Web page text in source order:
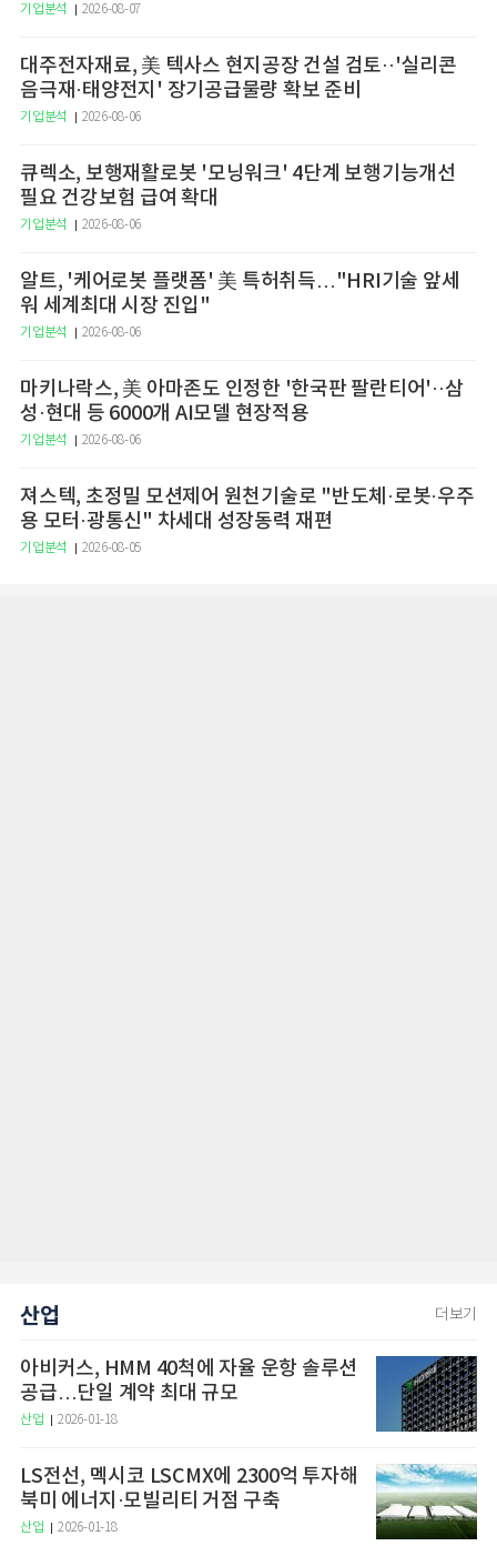
기업분석 2026-08-07
대주전자재료, 美 텍사스 현지공장 건설 검토··'실리콘
음극재·태양전지' 장기공급물량 확보 준비
기업분석 2026-08-06
큐렉소, 보행재활로봇 '모닝워크' 4단계 보행기능개선
필요 건강보험 급여 확대
기업분석 2026-08-06
알트, '케어로봇 플랫폼' 美 특허취득…"HRI기술 앞세
워 세계최대 시장 진입"
기업분석 2026-08-06
마키나락스, 美 아마존도 인정한 '한국판 팔란티어'··삼
성·현대 등 6000개 AI모델 현장적용
기업분석 2026-08-06
져스텍, 초정밀 모션제어 원천기술로 "반도체·로봇·우주
용 모터·광통신" 차세대 성장동력 재편
기업분석 2026-08-05
산업 더보기
아비커스, HMM 40척에 자율 운항 솔루션
공급…단일 계약 최대 규모
산업 2026-01-18
LS전선, 멕시코 LSCMX에 2300억 투자해
북미 에너지·모빌리티 거점 구축
산업 2026-01-18